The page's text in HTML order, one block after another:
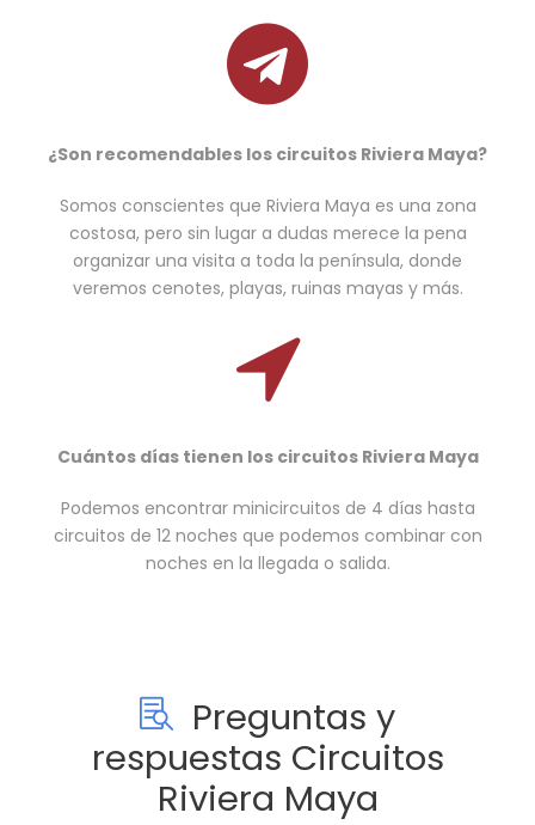
¿Son recomendables los circuitos Riviera Maya?
Somos conscientes que Riviera Maya es una zona
costosa, pero sin lugar a dudas merece la pena
organizar una visita a toda la península, donde
veremos cenotes, playas, ruinas mayas y más.
Cuántos días tienen los circuitos Riviera Maya
Podemos encontrar minicircuitos de 4 días hasta
circuitos de 12 noches que podemos combinar con
noches en la llegada o salida.
Preguntas y
respuestas Circuitos
Riviera Maya